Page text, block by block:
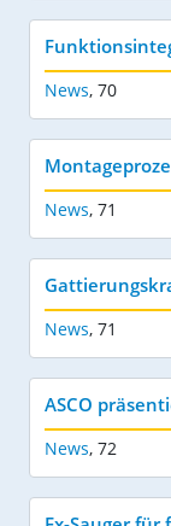
News, 70
News, 71
News, 71
ASCO
News, 72